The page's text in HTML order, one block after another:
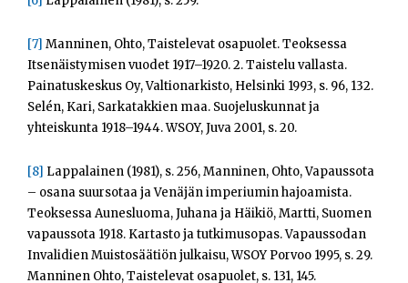
[7] Manninen, Ohto, Taistelevat osapuolet. Teoksessa
Itsenäistymisen vuodet 1917–1920. 2. Taistelu vallasta.
Painatuskeskus Oy, Valtionarkisto, Helsinki 1993, s. 96, 132.
Selén, Kari, Sarkatakkien maa. Suojeluskunnat ja
yhteiskunta 1918–1944. WSOY, Juva 2001, s. 20.
[8] Lappalainen (1981), s. 256, Manninen, Ohto, Vapaussota
– osana suursotaa ja Venäjän imperiumin hajoamista.
Teoksessa Aunesluoma, Juhana ja Häikiö, Martti, Suomen
vapaussota 1918. Kartasto ja tutkimusopas. Vapaussodan
Invalidien Muistosäätiön julkaisu, WSOY Porvoo 1995, s. 29.
Manninen Ohto, Taistelevat osapuolet, s. 131, 145.